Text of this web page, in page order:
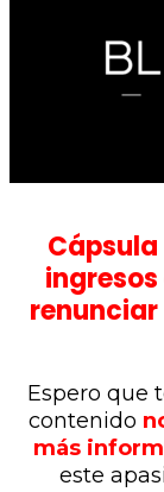
Cápsula
Espero que
contenido
más
este